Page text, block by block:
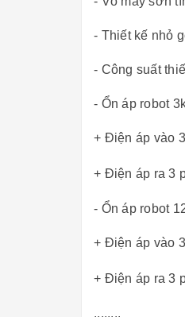
- Thiết kế nhỏ
- Công suất
- Ổn áp robot
+ Điện áp vào
+ Điện áp ra 3
- Ổn áp robot
+ Điện áp vào
+ Điện áp ra 3
........